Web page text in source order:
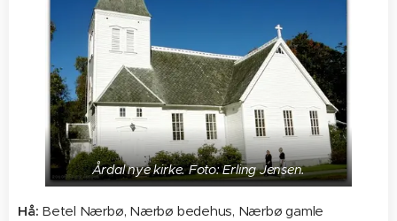
Årdal nye kirke. Foto: Erling Jensen.
Hå: Betel Nærbø, Nærbø bedehus, Nærbø gamle